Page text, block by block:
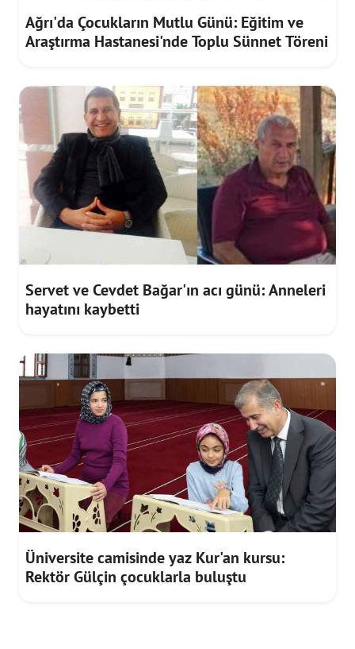
Ağrı'da Çocukların Mutlu Günü: Eğitim ve
Araştırma Hastanesi'nde Toplu Sünnet Töreni
Servet ve Cevdet Bağar'ın acı günü: Anneleri
hayatını kaybetti
Üniversite camisinde yaz Kur'an kursu:
Rektör Gülçin çocuklarla buluştu